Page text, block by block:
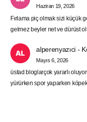
Haziran 19, 2026
Fırlama piç olmak sizi küçük
gelmez beyler net ve dürüst
alperenyazıci -
Mayıs 6, 2026
üstad bloglarçok yararlı
yürürken spor yaparken